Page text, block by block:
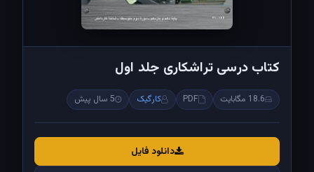
کتاب درسی تراشکاری جلد اول
18.6 مگابایت PDF کارگیک 5 سال پیش
دانلود فایل